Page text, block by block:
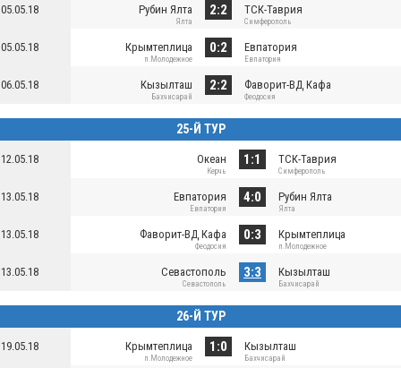
05.05.18 Рубин Ялта
Ялта
2:2 ТСК-Таврия
Симферополь
05.05.18 Крымтеплица
п.Молодежное
0:2 Евпатория
Евпатория
06.05.18 Кызылташ
Бахчисарай
2:2 Фаворит-ВД Кафа
Феодосия
25-Й ТУР
12.05.18 Океан
Керчь
1:1 ТСК-Таврия
Симферополь
13.05.18 Евпатория
Евпатория
4:0 Рубин Ялта
Ялта
13.05.18 Фаворит-ВД Кафа
Феодосия
0:3 Крымтеплица
п.Молодежное
13.05.18 Севастополь
Севастополь
3:3 Кызылташ
Бахчисарай
26-Й ТУР
19.05.18 Крымтеплица
п.Молодежное
1:0 Кызылташ
Бахчисарай